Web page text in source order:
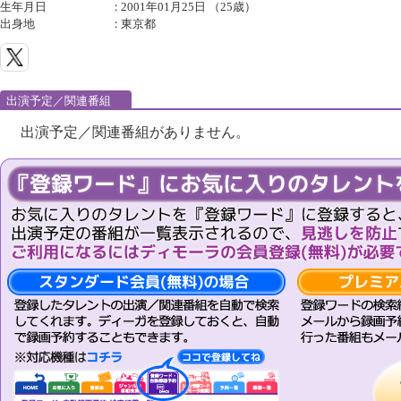
生年月日 ：2001年01月25日 （25歳）
出身地
：東京都
出演予定／関連番組
出演予定／関連番組がありません。